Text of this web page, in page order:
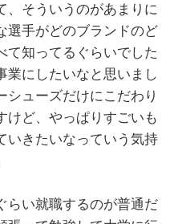
、そういうのがあまりに
選手がどのブランドのど
て知ってるぐらいでした
業にしたいなと思いまし
シューズだけにこだわり
けど、やっぱりすごいも
いきたいなっていう気持
らい就職するのが普通だ